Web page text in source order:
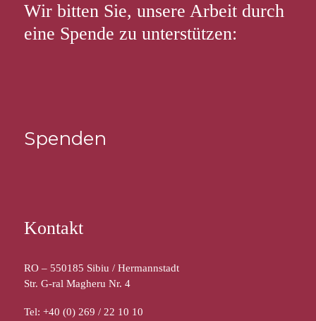
Wir bitten Sie, unsere Arbeit durch
eine Spende zu unterstützen:
Spenden
Kontakt
RO – 550185 Sibiu / Hermannstadt
Str. G-ral Magheru Nr. 4
Tel: +40 (0) 269 / 22 10 10